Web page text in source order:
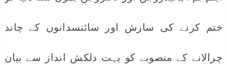
ختم کرنے کی سازش اور سائنسدانوں کے چاند
چرالانے کے منصوبے کو بہت دلکش انداز سے بیان